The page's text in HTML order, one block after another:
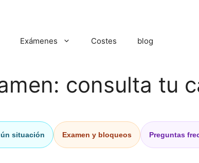
Exámenes Costes blog
consulta tu
situación Examen y bloqueos Preguntas